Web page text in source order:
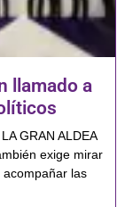
llamado a
GRAN ALDEA
exige mirar
las